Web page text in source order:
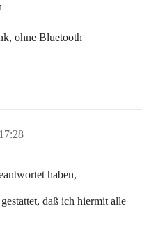
ohne Bluetooth
haben,
daß ich hiermit alle